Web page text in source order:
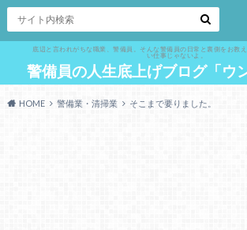
底辺と言われがちな職業、警備員。そんな警備員の日常と裏側をお教
い仕事じゃないよ。
警備員の人生底上げブログ「ウ
HOME 警備業・清掃業 そこまで要りました。